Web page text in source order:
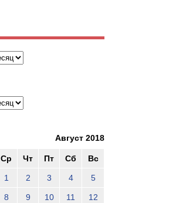
Август 2018
Ср Чт Пт Сб Вс
1 2 3 4 5
8 9 10 11 12